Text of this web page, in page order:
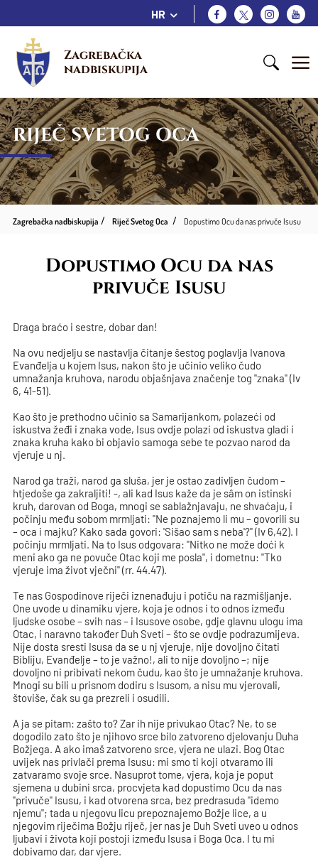
HR
Zagrebačka
nadbiskupija
RIJEČ SVETOG OCA
Zagrebačka nadbiskupija Riječ Svetog Oca Dopustimo Ocu da nas privuče Isusu
Dopustimo Ocu da nas
privuče Isusu
Draga braćo i sestre, dobar dan!
Na ovu nedjelju se nastavlja čitanje šestog poglavlja Ivanova
Evanđelja u kojem Isus, nakon što je učinio veliko čudo
umnažanja kruhova, narodu objašnjava značenje tog "znaka" (Iv
6, 41-51).
Kao što je prethodno učinio sa Samarijankom, polazeći od
iskustva žeđi i znaka vode, Isus ovdje polazi od iskustva gladi i
znaka kruha kako bi objavio samoga sebe te pozvao narod da
vjeruje u nj.
Narod ga traži, narod ga sluša, jer je ostao zadivljen čudom –
htjedoše ga zakraljiti! -, ali kad Isus kaže da je sâm on istinski
kruh, darovan od Boga, mnogi se sablažnjavaju, ne shvaćaju, i
počinju među sobom mrmljati: "Ne poznajemo li mu – govorili su
– oca i majku? Kako sada govori: 'Sišao sam s neba'?" (Iv 6,42). I
počinju mrmljati. Na to Isus odgovara: "Nitko ne može doći k
meni ako ga ne povuče Otac koji me posla", i dometnu: "Tko
vjeruje ima život vječni" (rr. 44.47).
Te nas Gospodinove riječi iznenađuju i potiču na razmišljanje.
One uvode u dinamiku vjere, koja je odnos i to odnos između
ljudske osobe – svih nas – i Isusove osobe, gdje glavnu ulogu ima
Otac, i naravno također Duh Sveti – što se ovdje podrazumijeva.
Nije dosta sresti Isusa da se u nj vjeruje, nije dovoljno čitati
Bibliju, Evanđelje – to je važno!, ali to nije dovoljno –; nije
dovoljno ni pribivati nekom čudu, kao što je umnažanje kruhova.
Mnogi su bili u prisnom dodiru s Isusom, a nisu mu vjerovali,
štoviše, čak su ga prezreli i osudili.
A ja se pitam: zašto to? Zar ih nije privukao Otac? Ne, to se
dogodilo zato što je njihovo srce bilo zatvoreno djelovanju Duha
Božjega. A ako imaš zatvoreno srce, vjera ne ulazi. Bog Otac
uvijek nas privlači prema Isusu: mi smo ti koji otvaramo ili
zatvaramo svoje srce. Nasuprot tome, vjera, koja je poput
sjemena u dubini srca, procvjeta kad dopustimo Ocu da nas
"privuče" Isusu, i kad otvorena srca, bez predrasuda "idemo
njemu"; tada u njegovu licu prepoznajemo Božje lice, a u
njegovim riječima Božju riječ, jer nas je Duh Sveti uveo u odnos
ljubavi i života koji postoji između Isusa i Boga Oca. I tu mi
dobivamo dar, dar vjere.